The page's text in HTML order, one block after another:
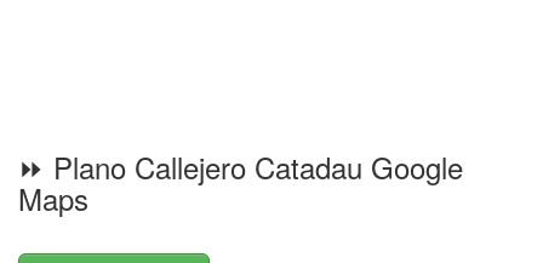
⏩ Plano Callejero Catadau Google
Maps